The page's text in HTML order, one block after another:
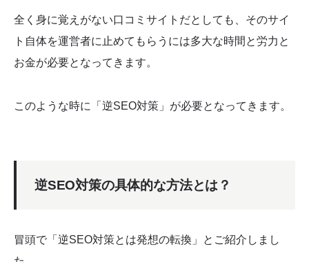
全く身に覚えがない口コミサイトだとしても、そのサイ
ト自体を運営者に止めてもらうには多大な時間と労力と
お金が必要となってきます。
このような時に「逆SEO対策」が必要となってきます。
逆SEO対策の具体的な方法とは？
冒頭で「逆SEO対策とは発想の転換」とご紹介しまし